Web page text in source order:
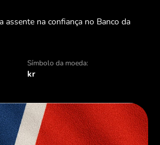
assente na confiança no Banco da
Símbolo da moeda:
kr